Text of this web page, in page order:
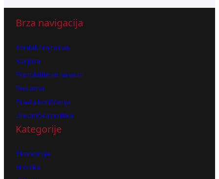
Brza navigacija
Kontaktirajte nas
Karijera
Pretplatite se na vesti
Reklama
Pravila korišćenja
Urednička politika
Kategorije
Ekonomija
Hronika